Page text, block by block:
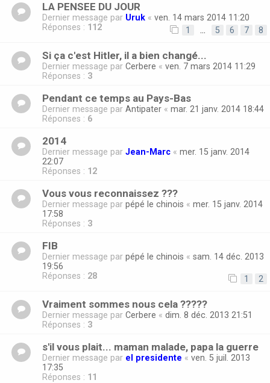
LA PENSEE DU JOUR
Dernier message par Uruk « ven. 14 mars 2014 11:20
Réponses : 112 1 … 5 6 7 8
Si ça c'est Hitler, il a bien changé...
Dernier message par Cerbere « ven. 7 mars 2014 11:29
Réponses : 3
Pendant ce temps au Pays-Bas
Dernier message par Antipater « mar. 21 janv. 2014 18:44
Réponses : 6
2014
Dernier message par Jean-Marc « mer. 15 janv. 2014
22:07
Réponses : 12
Vous vous reconnaissez ???
Dernier message par pépé le chinois « mer. 15 janv. 2014
17:58
Réponses : 3
FIB
Dernier message par pépé le chinois « sam. 14 déc. 2013
19:56
Réponses : 28 1 2
Vraiment sommes nous cela ?????
Dernier message par Cerbere « dim. 8 déc. 2013 21:51
Réponses : 3
s'il vous plait... maman malade, papa la guerre
Dernier message par el presidente « ven. 5 juil. 2013
17:35
Réponses : 11